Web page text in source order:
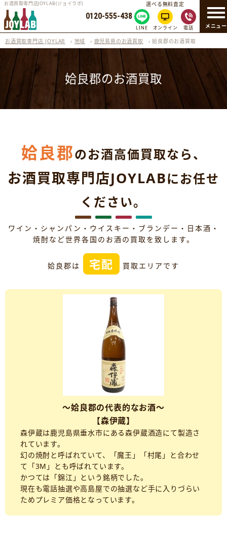
メニュー
お酒買取専門店JOYLAB(ジョイラボ)
0120-555-438
選べる無料査定
LINE オンライン 電話
お酒買取専門店 JOYLAB › 地域 › 鹿児島県のお酒買取 ›姶良郡のお酒買取
姶良郡のお酒買取
姶良郡のお酒高価買取なら、
お酒買取専門店JOYLABにお任せ
ください。
ワイン・シャンパン・ウイスキー・ブランデー・日本酒・
焼酎など世界各国のお酒の買取を致します。
姶良郡は 宅配 買取エリアです
～姶良郡の代表的なお酒～
【森伊蔵】
森伊蔵は鹿児島県垂水市にある森伊蔵酒造にて製造さ
れています。
幻の焼酎と呼ばれていて、「魔王」「村尾」と合わせ
て「3M」とも呼ばれています。
かつては「錦江」という銘柄でした。
現在も電話抽選や高島屋での抽選など手に入りづらい
ためプレミア価格となっています。